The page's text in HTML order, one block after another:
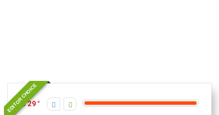
EDITOR CHOICE
29